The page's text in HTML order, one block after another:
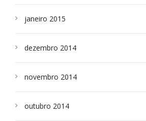
janeiro 2015
dezembro 2014
novembro 2014
outubro 2014